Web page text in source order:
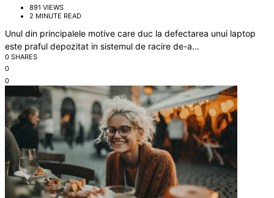
891 VIEWS
2 MINUTE READ
Unul din principalele motive care duc la defectarea unui laptop
este praful depozitat in sistemul de racire de-a…
0 SHARES
0
0